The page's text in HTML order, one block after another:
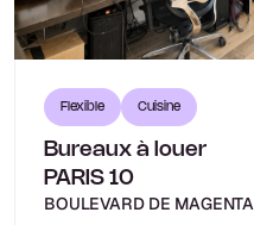
Flexible Cuisine
Bureaux à louer
PARIS 10
BOULEVARD DE MAGENTA